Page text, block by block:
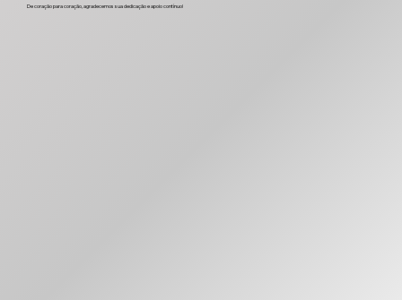
De coração para coração, agradecemos sua dedicação e apoio contínuo!